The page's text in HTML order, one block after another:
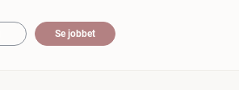
Se jobbet